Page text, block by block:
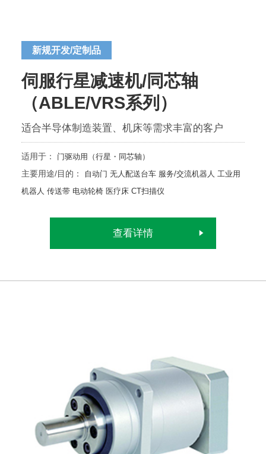
新规开发/定制品
伺服行星减速机/同芯轴
（ABLE/VRS系列）
适合半导体制造装置、机床等需求丰富的客户
适用于： 门驱动用（行星・同芯轴）
主要用途/目的： 自动门 无人配送台车 服务/交流机器人 工业用
机器人 传送带 电动轮椅 医疗床 CT扫描仪
查看详情